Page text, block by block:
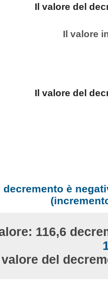
Il valore del
Il valore
Il valore del
decremento è
116,6
del